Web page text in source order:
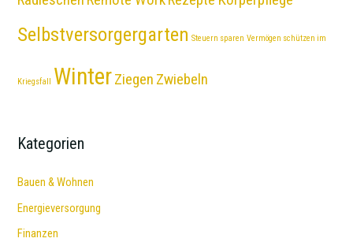
Selbstversorgergarten Steuern sparen Vermögen schützen im
Kriegsfall WinterZiegen Zwiebeln
Kategorien
Bauen & Wohnen
Energieversorgung
Finanzen